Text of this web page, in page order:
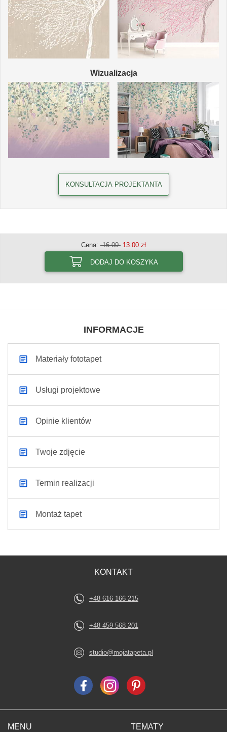
Wizualizacja
KONSULTACJA PROJEKTANTA
Cena: 16.00 13.00 zł
DODAJ DO KOSZYKA
INFORMACJE
Materiały fototapet
Usługi projektowe
Opinie klientów
Twoje zdjęcie
Termin realizacji
Montaż tapet
MENU TEMATY
KONTAKT
+48 616 166 215
+48 459 568 201
studio@mojatapeta.pl